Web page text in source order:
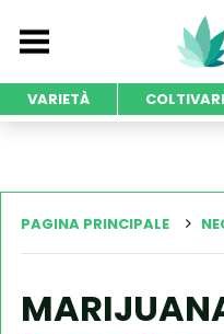
VARIETÀ
PAGINA PRINCIPALE